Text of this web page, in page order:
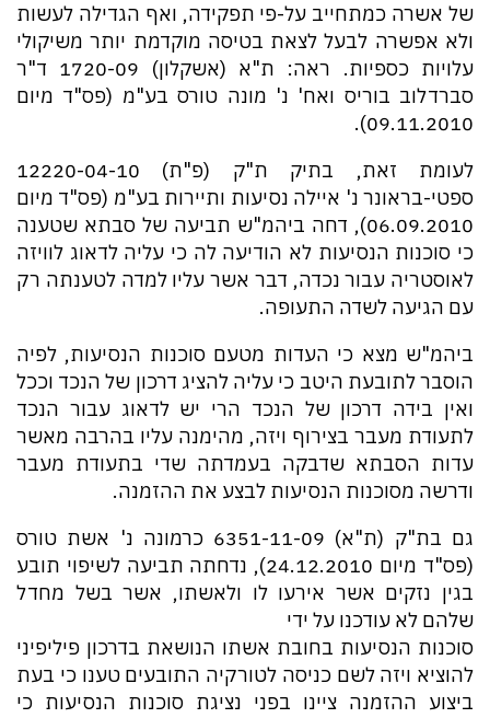
של אשרה כמתחייב על-פי תפקידה, ואף הגדילה לעשות
ולא אפשרה לבעל לצאת בטיסה מוקדמת יותר משיקולי
עלויות כספיות. ראה: ת"א (אשקלון) 1720-09 ד"ר
סברדלוב בוריס ואח' נ' מונה טורס בע"מ (פס"ד מיום
09.11.2010).
לעומת זאת, בתיק ת"ק (פ"ת) 12220-04-10
ספטי-בראונר נ' איילה נסיעות ותיירות בע"מ (פס"ד מיום
06.09.2010), דחה ביהמ"ש תביעה של סבתא שטענה
כי סוכנות הנסיעות לא הודיעה לה כי עליה לדאוג לוויזה
לאוסטריה עבור נכדה, דבר אשר עליו למדה לטענתה רק
עם הגיעה לשדה התעופה.
ביהמ"ש מצא כי העדות מטעם סוכנות הנסיעות, לפיה
הוסבר לתובעת היטב כי עליה להציג דרכון של הנכד וככל
ואין בידה דרכון של הנכד הרי יש לדאוג עבור הנכד
לתעודת מעבר בצירוף ויזה, מהימנה עליו בהרבה מאשר
עדות הסבתא שדבקה בעמדתה שדי בתעודת מעבר
ודרשה מסוכנות הנסיעות לבצע את ההזמנה.
גם בת"ק (ת"א) 6351-11-09 כרמונה נ' אשת טורס
(פס"ד מיום 24.12.2010), נדחתה תביעה לשיפוי תובע
בגין נזקים אשר אירעו לו ולאשתו, אשר בשל מחדל
שלהם לא עודכנו על ידי
סוכנות הנסיעות בחובת אשתו הנושאת בדרכון פיליפיני
להוציא ויזה לשם כניסה לטורקיה התובעים טענו כי בעת
ביצוע ההזמנה ציינו בפני נציגת סוכנות הנסיעות כי